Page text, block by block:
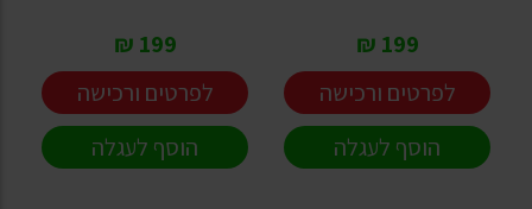
199 ₪
לפרטים ורכישה
הוסף לעגלה
199 ₪
לפרטים ורכישה
הוסף לעגלה